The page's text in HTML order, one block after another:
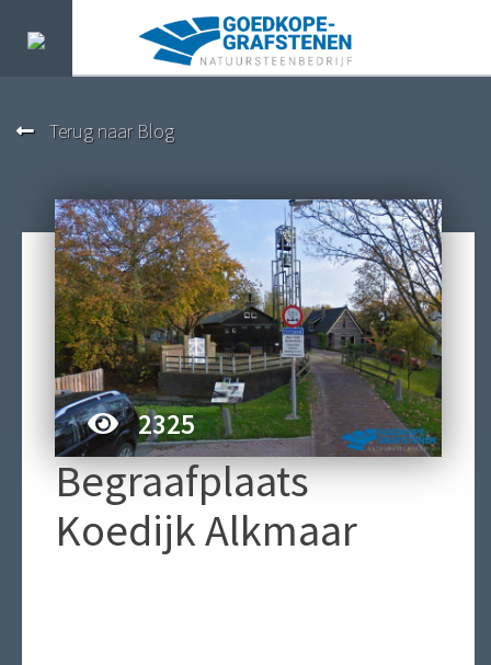
Terug naar Blog
2325
Begraafplaats
Koedijk Alkmaar